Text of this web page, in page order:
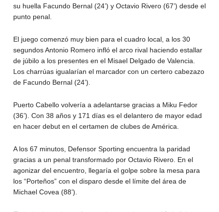
su huella Facundo Bernal (24’) y Octavio Rivero (67’) desde el
punto penal.
El juego comenzó muy bien para el cuadro local, a los 30
segundos Antonio Romero infló el arco rival haciendo estallar
de júbilo a los presentes en el Misael Delgado de Valencia.
Los charrúas igualarían el marcador con un certero cabezazo
de Facundo Bernal (24’).
Puerto Cabello volvería a adelantarse gracias a Miku Fedor
(36’). Con 38 años y 171 días es el delantero de mayor edad
en hacer debut en el certamen de clubes de América.
A los 67 minutos, Defensor Sporting encuentra la paridad
gracias a un penal transformado por Octavio Rivero. En el
agonizar del encuentro, llegaría el golpe sobre la mesa para
los “Porteños” con el disparo desde el límite del área de
Michael Covea (88’).